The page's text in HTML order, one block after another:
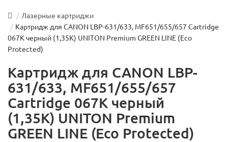
Лазерные картриджи
Картридж для CANON LBP-631/633, MF651/655/657 Cartridge
067K черный (1,35K) UNITON Premium GREEN LINE (Eco
Protected)
Картридж для CANON LBP-
631/633, MF651/655/657
Cartridge 067K черный
(1,35K) UNITON Premium
GREEN LINE (Eco Protected)